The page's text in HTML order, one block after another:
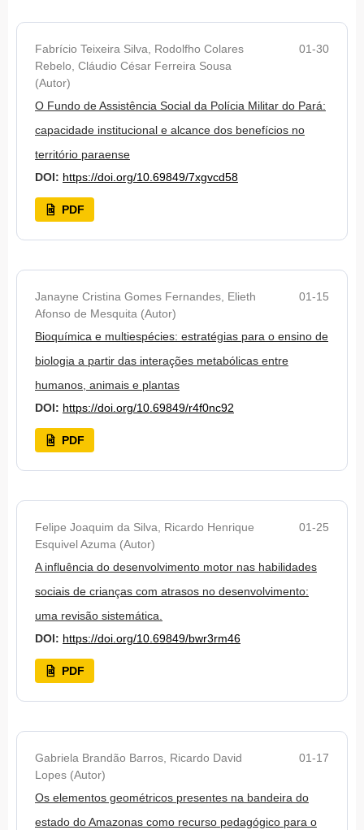
Fabrício Teixeira Silva, Rodolfho Colares
Rebelo, Cláudio César Ferreira Sousa
(Autor)
01-30
O Fundo de Assistência Social da Polícia Militar do Pará:
capacidade institucional e alcance dos benefícios no
território paraense
DOI: https://doi.org/10.69849/7xgvcd58
PDF
Janayne Cristina Gomes Fernandes, Elieth
Afonso de Mesquita (Autor)
01-15
Bioquímica e multiespécies: estratégias para o ensino de
biologia a partir das interações metabólicas entre
humanos, animais e plantas
DOI: https://doi.org/10.69849/r4f0nc92
PDF
Felipe Joaquim da Silva, Ricardo Henrique
Esquivel Azuma (Autor)
01-25
A influência do desenvolvimento motor nas habilidades
sociais de crianças com atrasos no desenvolvimento:
uma revisão sistemática.
DOI: https://doi.org/10.69849/bwr3rm46
PDF
Gabriela Brandão Barros, Ricardo David
Lopes (Autor)
01-17
Os elementos geométricos presentes na bandeira do
estado do Amazonas como recurso pedagógico para o